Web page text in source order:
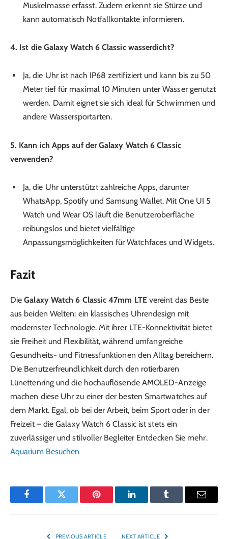
Muskelmasse erfasst. Zudem erkennt sie Stürze und
kann automatisch Notfallkontakte informieren.
4. Ist die Galaxy Watch 6 Classic wasserdicht?
Ja, die Uhr ist nach IP68 zertifiziert und kann bis zu 50
Meter tief für maximal 10 Minuten unter Wasser genutzt
werden. Damit eignet sie sich ideal für Schwimmen und
andere Wassersportarten.
5. Kann ich Apps auf der Galaxy Watch 6 Classic
verwenden?
Ja, die Uhr unterstützt zahlreiche Apps, darunter
WhatsApp, Spotify und Samsung Wallet. Mit One UI 5
Watch und Wear OS läuft die Benutzeroberfläche
reibungslos und bietet vielfältige
Anpassungsmöglichkeiten für Watchfaces und Widgets.
Fazit
DieGalaxy Watch 6 Classic 47mm LTEvereint das Beste
aus beiden Welten: ein klassisches Uhrendesign mit
modernster Technologie. Mit ihrer LTE-Konnektivität bietet
sie Freiheit und Flexibilität, während umfangreiche
Gesundheits- und Fitnessfunktionen den Alltag bereichern.
Die Benutzerfreundlichkeit durch den rotierbaren
Lünettenring und die hochauflösende AMOLED-Anzeige
machen diese Uhr zu einer der besten Smartwatches auf
dem Markt. Egal, ob bei der Arbeit, beim Sport oder in der
Freizeit – die Galaxy Watch 6 Classic ist stets ein
zuverlässiger und stilvoller Begleiter Entdecken Sie mehr.
Aquarium Besuchen
FacebookTwitter Pinterest LinkedInTumblr Email
PREVIOUS ARTICLE NEXT ARTICLE